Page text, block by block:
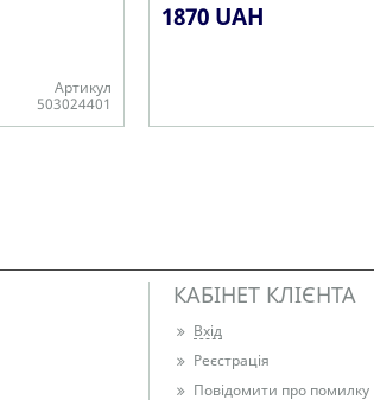
Артикул
503024401
1870 UAH
КАБІНЕТ КЛІЄНТА
Вхід
Реєстрація
Повідомити про помилку